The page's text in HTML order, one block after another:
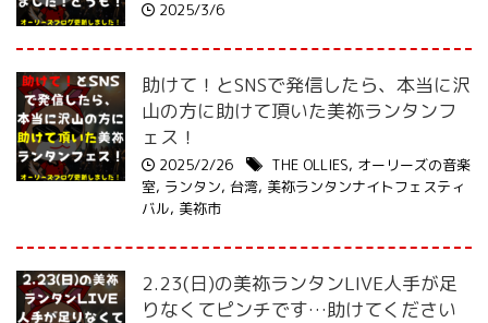
2025/3/6
助けて！とSNSで発信したら、本当に沢
山の方に助けて頂いた美祢ランタンフ
ェス！
2025/2/26 THE OLLIES, オーリーズの音楽
室, ランタン, 台湾, 美祢ランタンナイトフェスティ
バル, 美祢市
2.23(日)の美祢ランタンLIVE人手が足
りなくてピンチです…助けてください